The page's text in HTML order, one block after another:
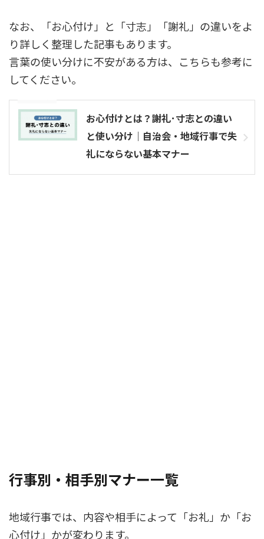
なお、「お心付け」と「寸志」「謝礼」の違いをよ
り詳しく整理した記事もあります。
言葉の使い分けに不安がある方は、こちらも参考に
してください。
お心付けとは？謝礼･寸志との違い
と使い分け｜自治会・地域行事で失
礼にならない基本マナー
行事別・相手別マナー一覧
地域行事では、内容や相手によって「お礼」か「お
心付け」かが変わります。